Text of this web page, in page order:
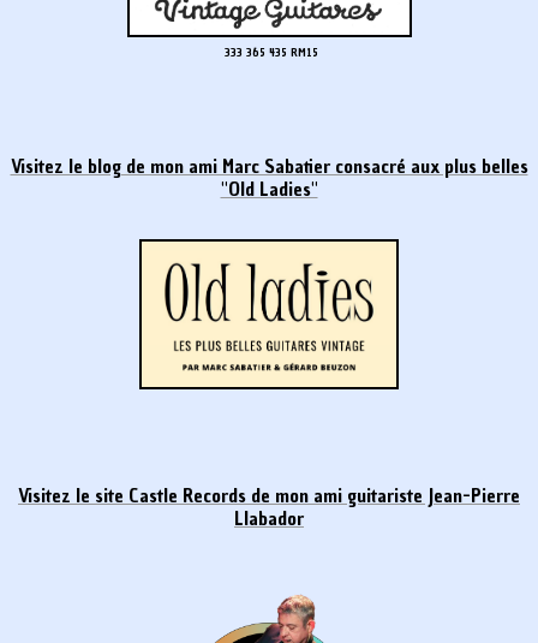
333 365 435 RM15
Visitez le blog de mon ami Marc Sabatier consacré aux plus belles
"Old Ladies"
Visitez le site Castle Records de mon ami guitariste Jean-Pierre
Llabador